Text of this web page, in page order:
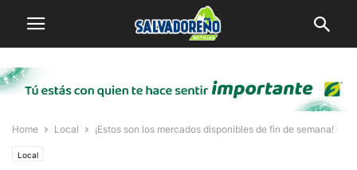
Home Local ¡Estos son los mercados disponibles de fin de semana!
Local